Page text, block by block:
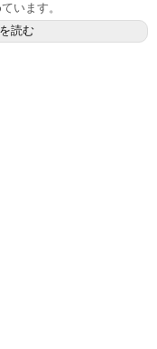
います。
読む